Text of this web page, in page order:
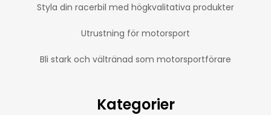
Styla din racerbil med högkvalitativa produkter
Utrustning för motorsport
Bli stark och vältränad som motorsportförare
Kategorier